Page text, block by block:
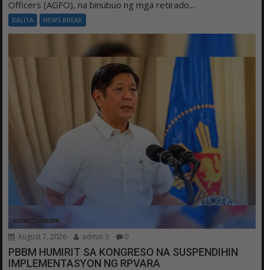
Officers (AGFO), na binubuo ng mga retirado...
BALITA NEWS BREAK
August 7, 2026 admin 3 0
PBBM HUMIRIT SA KONGRESO NA SUSPENDIHIN
IMPLEMENTASYON NG RPVARA